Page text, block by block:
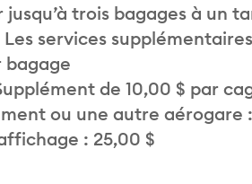
trois bagages à un
services
bagage
de 10,00 $ par
ou une autre aérogare
: 25,00 $